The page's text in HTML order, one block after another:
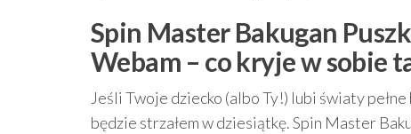
Spin Master Bakugan
Webam – co kryje w sobie
Jeśli Twoje dziecko (albo Ty!) lubi światy
będzie strzałem w dziesiątkę. Spin Master